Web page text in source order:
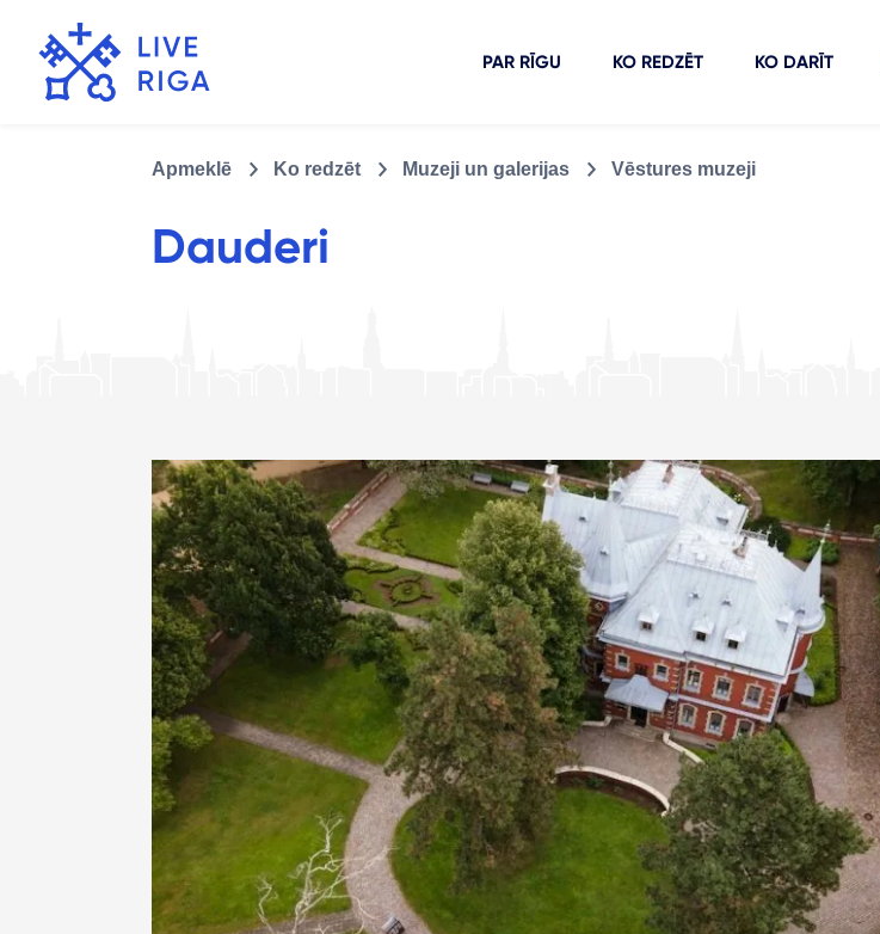
PAR RĪGU KO REDZĒT KO DARĪT
Apmeklē Ko redzēt Muzeji un galerijas Vēstures muzeji
Dauderi